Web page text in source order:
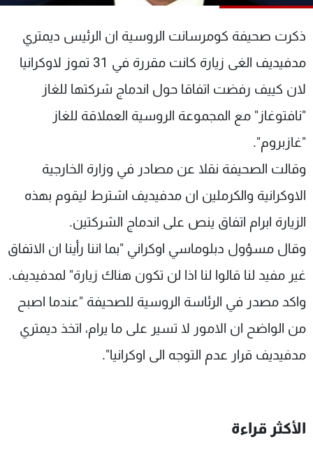
ذكرت صحيفة كومرسانت الروسية ان الرئيس ديمتري
مدفيديف الغى زيارة كانت مقررة في 31 تموز لاوكرانيا
لان كييف رفضت اتفاقا حول اندماج شركتها للغاز
"نافتوغاز" مع المجموعة الروسية العملاقة للغاز
"غازبروم".
وقالت الصحيفة نقلا عن مصادر في وزارة الخارجية
الاوكرانية والكرملين ان مدفيديف اشترط ليقوم بهذه
الزيارة ابرام اتفاق ينص على اندماج الشركتين.
وقال مسؤول دبلوماسي اوكراني "بما اننا رأينا ان الاتفاق
غير مفيد لنا قالوا لنا اذا لن تكون هناك زيارة" لمدفيديف.
واكد مصدر في الرئاسة الروسية للصحيفة "عندما اصبح
من الواضح ان الامور لا تسير على ما يرام، اتخذ ديمتري
مدفيديف قرار عدم التوجه الى اوكرانيا".
الأكثر قراءة
الترددات
الإنـتـاج
لاعلاناتكم
تواصل معنا
شروط الإسـتخدام
سياسة الخصوصية